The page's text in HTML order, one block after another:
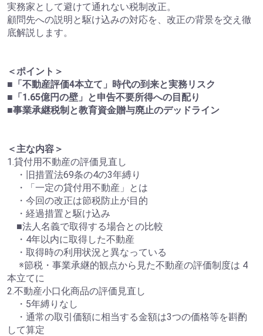
実務家として避けて通れない税制改正。
顧問先への説明と駆け込みの対応を、改正の背景を交え徹
底解説します。
＜ポイント＞
■「不動産評価4本立て」時代の到来と実務リスク
■「1.65億円の壁」と申告不要所得への目配り
■事業承継税制と教育資金贈与廃止のデッドライン
＜主な内容＞
1.貸付用不動産の評価見直し
・旧措置法69条の4の3年縛り
・「一定の貸付用不動産」とは
・今回の改正は節税防止が目的
・経過措置と駆け込み
■法人名義で取得する場合との比較
・4年以内に取得した不動産
・取得時の利用状況と異なっている
※節税・事業承継的観点から見た不動産の評価制度は 4
本立てに
2.不動産小口化商品の評価見直し
・5年縛りなし
・通常の取引価額に相当する金額は3つの価格等を斟酌
して算定